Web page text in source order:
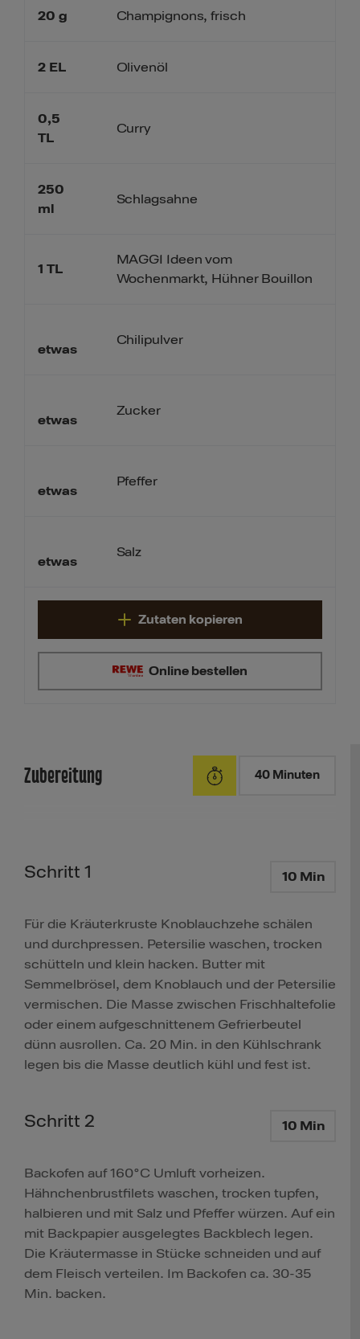
20 g
2 EL
0,5
TL
250
ml
1 TL
etwas
etwas
etwas
etwas
Champignons, frisch
Olivenöl
Curry
Schlagsahne
MAGGI Ideen vom
Wochenmarkt, Hühner Bouillon
Chilipulver
Zucker
Pfeffer
Salz
Online bestellen
Zutaten kopieren
Zubereitung 40 Minuten
Schritt 1 10 Min
Für die Kräuterkruste Knoblauchzehe schälen
und durchpressen. Petersilie waschen, trocken
schütteln und klein hacken. Butter mit
Semmelbrösel, dem Knoblauch und der Petersilie
vermischen. Die Masse zwischen Frischhaltefolie
oder einem aufgeschnittenem Gefrierbeutel
dünn ausrollen. Ca. 20 Min. in den Kühlschrank
legen bis die Masse deutlich kühl und fest ist.
Schritt 2 10 Min
Backofen auf 160°C Umluft vorheizen.
Hähnchenbrustfilets waschen, trocken tupfen,
halbieren und mit Salz und Pfeffer würzen. Auf ein
mit Backpapier ausgelegtes Backblech legen.
Die Kräutermasse in Stücke schneiden und auf
dem Fleisch verteilen. Im Backofen ca. 30-35
Min. backen.